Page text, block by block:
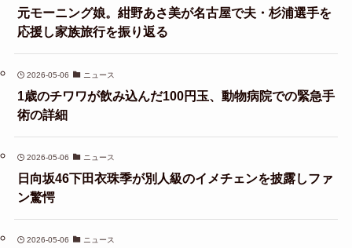
元モーニング娘。紺野あさ美が名古屋で夫・杉浦選手を
応援し家族旅行を振り返る
2026-05-06 ニュース
1歳のチワワが飲み込んだ100円玉、動物病院での緊急手
術の詳細
2026-05-06 ニュース
日向坂46下田衣珠季が別人級のイメチェンを披露しファ
ン驚愕
2026-05-06 ニュース